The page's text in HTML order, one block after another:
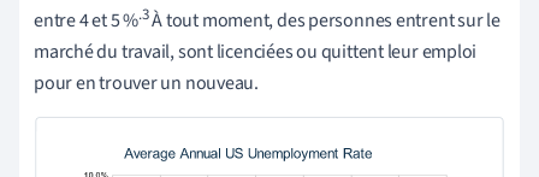
entre 4 et 5 %.3À tout moment, des personnes entrent sur le
marché du travail, sont licenciées ou quittent leur emploi
pour en trouver un nouveau.